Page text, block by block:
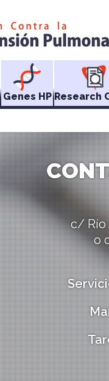
Genes HP Research
c/ Río
o